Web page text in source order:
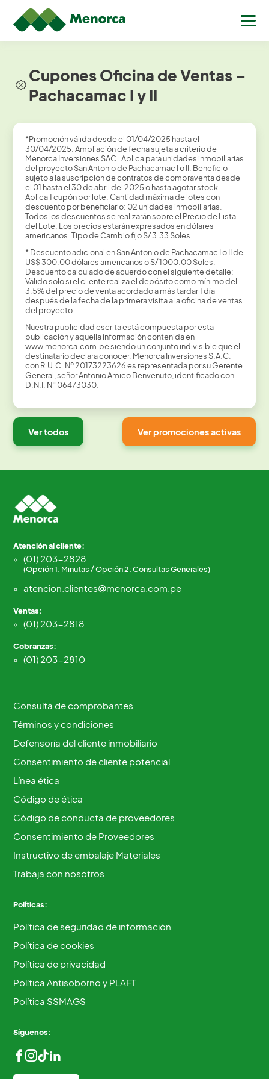
Cupones Oficina de Ventas –
Pachacamac I y II
*Promoción válida desde el 01/04/2025 hasta el
30/04/2025. Ampliación de fecha sujeta a criterio de
Menorca Inversiones SAC. Aplica para unidades inmobiliarias
del proyecto San Antonio de Pachacamac I o II. Beneficio
sujeto a la suscripción de contratos de compraventa desde
el 01 hasta el 30 de abril del 2025 o hasta agotar stock.
Aplica 1 cupón por lote. Cantidad máxima de lotes con
descuento por beneficiario: 02 unidades inmobiliarias.
Todos los descuentos se realizarán sobre el Precio de Lista
del Lote. Los precios estarán expresados en dólares
americanos. Tipo de Cambio fijo S/ 3.33 Soles.
* Descuento adicional en San Antonio de Pachacamac I o II de
US$ 300.00 dólares americanos o S/ 1000.00 Soles.
Descuento calculado de acuerdo con el siguiente detalle:
Válido solo si el cliente realiza el depósito como mínimo del
3.5% del precio de venta acordado a más tardar 1 día
después de la fecha de la primera visita a la oficina de ventas
del proyecto.
Nuestra publicidad escrita está compuesta por esta
publicación y aquella información contenida en
www.menorca.com.pe siendo un conjunto indivisible que el
destinatario declara conocer. Menorca Inversiones S.A.C.
con R.U.C. Nº 20173223626 es representada por su Gerente
General, señor Antonio Amico Benvenuto, identificado con
D.N.I. N° 06473030.
Ver todos Ver promociones activas
Atención al cliente:
(01) 203-2828
(Opción 1: Minutas / Opción 2: Consultas Generales)
atencion.clientes@menorca.com.pe
Ventas:
(01) 203-2818
Cobranzas:
(01) 203-2810
Consulta de comprobantes
Términos y condiciones
Defensoría del cliente inmobiliario
Consentimiento de cliente potencial
Línea ética
Código de ética
Código de conducta de proveedores
Consentimiento de Proveedores
Instructivo de embalaje Materiales
Trabaja con nosotros
Políticas:
Política de seguridad de información
Política de cookies
Política de privacidad
Política Antisoborno y PLAFT
Política SSMAGS
Síguenos: